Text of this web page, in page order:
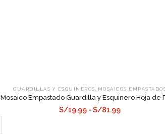
GUARDILLAS Y ESQUINEROS MOSAICOS
Mosaico Empastado Guardilla y Esquinero Hoja de
S/19.99 - S/81.99